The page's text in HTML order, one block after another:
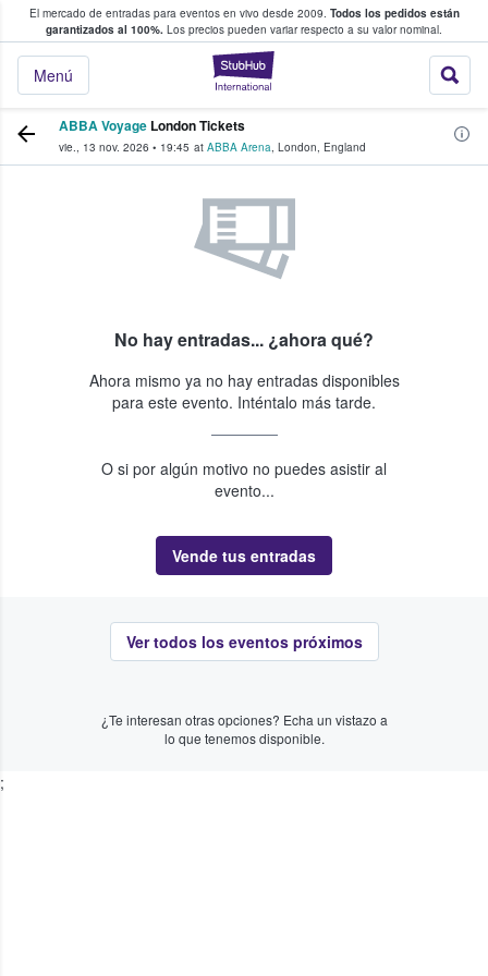
El mercado de entradas para eventos en vivo desde 2009. Todos los pedidos están
garantizados al 100%. Los precios pueden variar respecto a su valor nominal.
StubHub:
Menú
y venta de entradas entre fans
ABBA Voyage London Tickets
vie., 13 nov. 2026 • 19:45 at ABBA Arena, London, England
No hay entradas... ¿ahora qué?
Ahora mismo ya no hay entradas disponibles
para este evento. Inténtalo más tarde.
O si por algún motivo no puedes asistir al
evento...
Vende tus entradas
Ver todos los eventos próximos
¿Te interesan otras opciones? Echa un vistazo a
lo que tenemos disponible.
;